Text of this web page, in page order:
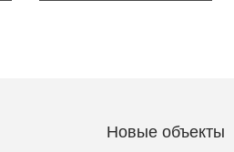
Новые объекты